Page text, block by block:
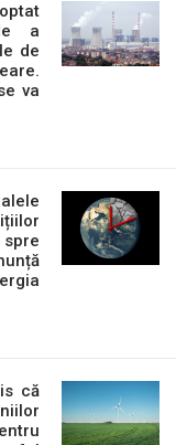
a
de
va
că